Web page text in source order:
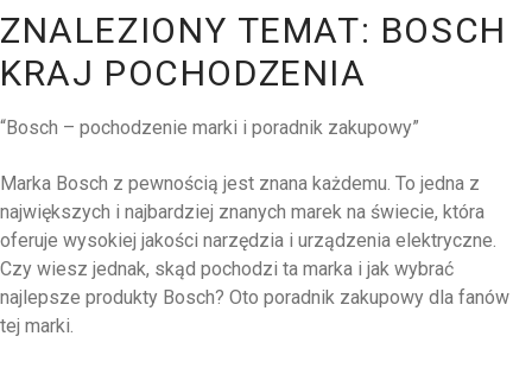
ZNALEZIONY TEMAT: BOSCH
KRAJ POCHODZENIA
“Bosch – pochodzenie marki i poradnik zakupowy”
Marka Bosch z pewnością jest znana każdemu. To jedna z
największych i najbardziej znanych marek na świecie, która
oferuje wysokiej jakości narzędzia i urządzenia elektryczne.
Czy wiesz jednak, skąd pochodzi ta marka i jak wybrać
najlepsze produkty Bosch? Oto poradnik zakupowy dla fanów
tej marki.